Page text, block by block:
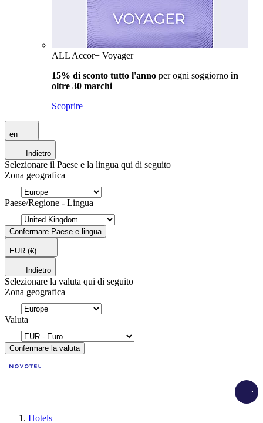
ALL Accor+ Voyager
15% di sconto tutto l'anno per ogni soggiorno in
oltre 30 marchi
Scoprire
en
Indietro
Selezionare il Paese e la lingua qui di seguito
Zona geografica
Paese/Regione - Lingua
Confermare Paese e lingua
EUR (€)
Indietro
Selezionare la valuta qui di seguito
Zona geografica
Valuta
Confermare la valuta
Hotels